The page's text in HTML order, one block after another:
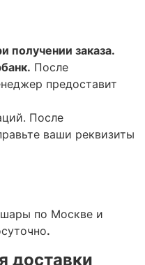
получении заказа.
После
предоставит
После
ваши реквизиты
по Москве и
.
доставки